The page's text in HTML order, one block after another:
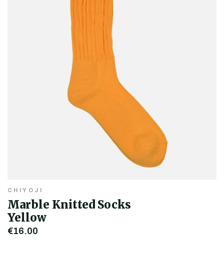
CHIYOJI
Marble Knitted Socks
Yellow
€16,00